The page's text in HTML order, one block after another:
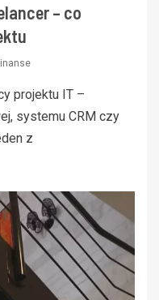
– co
projektu IT –
systemu CRM czy
z